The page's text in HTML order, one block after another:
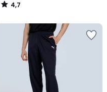
4,7
/